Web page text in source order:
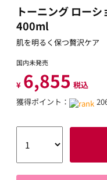
トーニング ロー
400ml
肌を明るく保つ贅沢ケア
国内未発売
¥ 6,855 税込
獲得ポイント：